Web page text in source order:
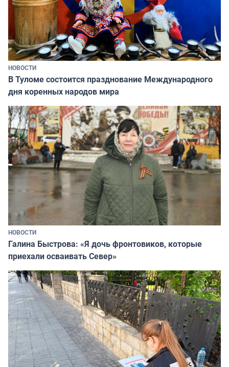
НОВОСТИ
В Туломе состоится празднование Международного
дня коренных народов мира
НОВОСТИ
Галина Быстрова: «Я дочь фронтовиков, которые
приехали осваивать Север»